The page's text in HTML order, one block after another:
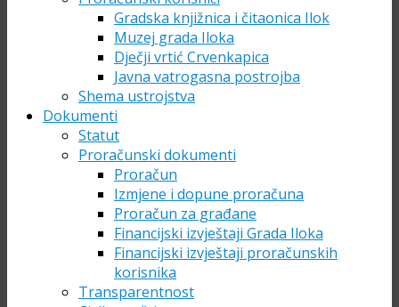
Gradska knjižnica i čitaonica Ilok
Muzej grada Iloka
Dječji vrtić Crvenkapica
Javna vatrogasna postrojba
Shema ustrojstva
Dokumenti
Statut
Proračunski dokumenti
Proračun
Izmjene i dopune proračuna
Proračun za građane
Financijski izvještaji Grada Iloka
Financijski izvještaji proračunskih
korisnika
Transparentnost